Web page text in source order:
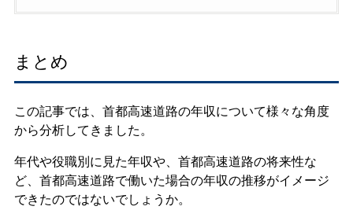
まとめ
この記事では、首都高速道路の年収について様々な角度
から分析してきました。
年代や役職別に見た年収や、首都高速道路の将来性な
ど、首都高速道路で働いた場合の年収の推移がイメージ
できたのではないでしょうか。